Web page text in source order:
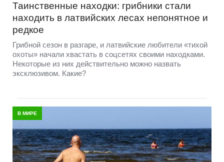
Таинственные находки: грибники стали
находить в латвийских лесах непонятное и
редкое
Грибной сезон в разгаре, и латвийские любители «тихой
охоты» начали хвастать в соцсетях своими находками.
Некоторые из них действительно можно назвать
эксклюзивом. Какие?
В МИРЕ